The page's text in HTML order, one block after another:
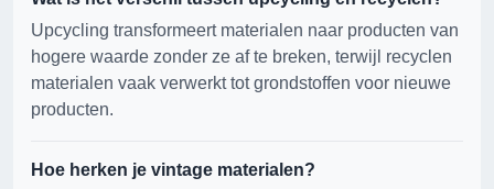
Upcycling transformeert materialen naar producten van
hogere waarde zonder ze af te breken, terwijl recyclen
materialen vaak verwerkt tot grondstoffen voor nieuwe
producten.
Hoe herken je vintage materialen?